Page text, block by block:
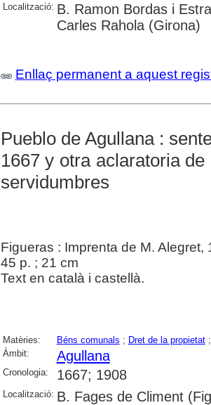
Localització: B. Ramon Bordas i
Carles Rahola (Girona)
Enllaç permanent a aquest
Pueblo de Agullana :
1667 y otra aclaratoria
servidumbres
Figueras : Imprenta de M. Alegret,
45 p. ; 21 cm
Text en català i castellà.
Matèries: Béns comunals ; Dret de la propietat
Àmbit:
Agullana
Cronologia: 1667; 1908
Localització: B. Fages de Climent